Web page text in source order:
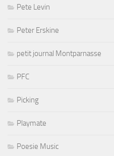
Pete Levin
Peter Erskine
petit journal Montparnasse
PFC
Picking
Playmate
Poesie Music